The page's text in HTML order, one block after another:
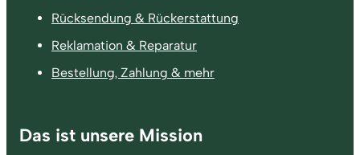
Rücksendung & Rückerstattung
Reklamation & Reparatur
Bestellung, Zahlung & mehr
Das ist unsere Mission